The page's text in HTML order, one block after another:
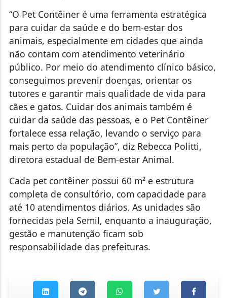
“O Pet Contêiner é uma ferramenta estratégica
para cuidar da saúde e do bem-estar dos
animais, especialmente em cidades que ainda
não contam com atendimento veterinário
público. Por meio do atendimento clínico básico,
conseguimos prevenir doenças, orientar os
tutores e garantir mais qualidade de vida para
cães e gatos. Cuidar dos animais também é
cuidar da saúde das pessoas, e o Pet Contêiner
fortalece essa relação, levando o serviço para
mais perto da população”, diz Rebecca Politti,
diretora estadual de Bem-estar Animal.
Cada pet contêiner possui 60 m² e estrutura
completa de consultório, com capacidade para
até 10 atendimentos diários. As unidades são
fornecidas pela Semil, enquanto a inauguração,
gestão e manutenção ficam sob
responsabilidade das prefeituras.